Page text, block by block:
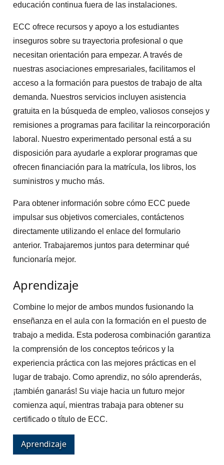
educación continua fuera de las instalaciones.
ECC ofrece recursos y apoyo a los estudiantes
inseguros sobre su trayectoria profesional o que
necesitan orientación para empezar. A través de
nuestras asociaciones empresariales, facilitamos el
acceso a la formación para puestos de trabajo de alta
demanda. Nuestros servicios incluyen asistencia
gratuita en la búsqueda de empleo, valiosos consejos y
remisiones a programas para facilitar la reincorporación
laboral. Nuestro experimentado personal está a su
disposición para ayudarle a explorar programas que
ofrecen financiación para la matrícula, los libros, los
suministros y mucho más.
Para obtener información sobre cómo ECC puede
impulsar sus objetivos comerciales, contáctenos
directamente utilizando el enlace del formulario
anterior. Trabajaremos juntos para determinar qué
funcionaría mejor.
Aprendizaje
Combine lo mejor de ambos mundos fusionando la
enseñanza en el aula con la formación en el puesto de
trabajo a medida. Esta poderosa combinación garantiza
la comprensión de los conceptos teóricos y la
experiencia práctica con las mejores prácticas en el
lugar de trabajo. Como aprendiz, no sólo aprenderás,
¡también ganarás! Su viaje hacia un futuro mejor
comienza aquí, mientras trabaja para obtener su
certificado o título de ECC.
Aprendizaje